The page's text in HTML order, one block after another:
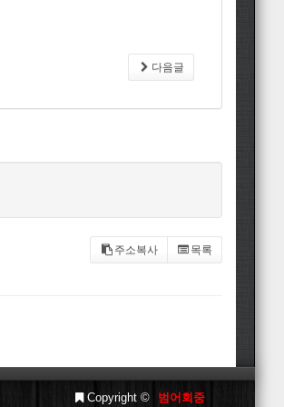
다음글
주소복사 목록
Copyright © 범어회중